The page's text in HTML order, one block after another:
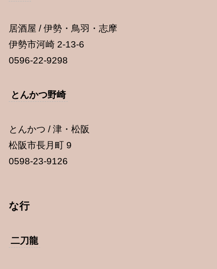
居酒屋 / 伊勢・鳥羽・志摩
伊勢市河崎 2-13-6
0596-22-9298
とんかつ野崎
とんかつ / 津・松阪
松阪市長月町 9
0598-23-9126
な行
二刀龍